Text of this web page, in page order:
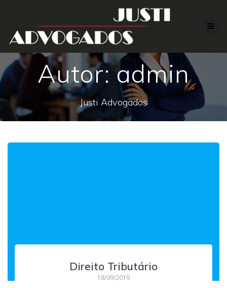
to
content
Autor:admin
Justi Advogados
Direito Tributário
18/09/2019